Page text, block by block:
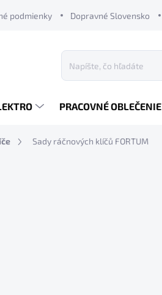
podmienky Dopravné Slovensko
PRACOVNÉ OBLEČENIE
Sady ráčnových klíčů FORTUM